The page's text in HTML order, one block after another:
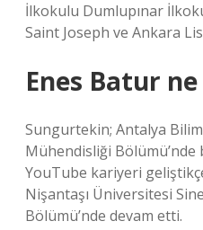
İlkokulu Dumlupınar
Saint Joseph ve Ankara
Enes Batur
Sungurtekin; Antalya
Mühendisliği
YouTube kariyeri
Nişantaşı Üniversitesi
Bölümü’nde devam etti.